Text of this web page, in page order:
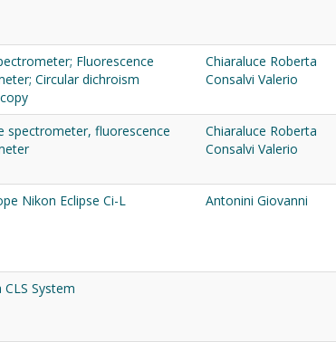
Fluorescence
Circular dichroism
Chiaraluce Roberta
Consalvi Valerio
spectrometer, fluorescence
Chiaraluce Roberta
Consalvi Valerio
Nikon Eclipse Ci-L
Antonini Giovanni
System